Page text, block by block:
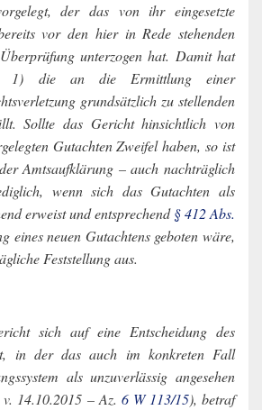
der das von ihr eingesetzte
vor den hier in Rede stehenden
unterzogen hat. Damit hat
1) die an die Ermittlung einer
grundsätzlich zu stellenden
Sollte das Gericht hinsichtlich von
Gutachten Zweifel haben, so ist
Amtsaufklärung – auch nachträglich
wenn sich das Gutachten als
erweist und entsprechend§ 412 Abs.
eines neuen Gutachtens geboten wäre,
Feststellung aus.
sich auf eine Entscheidung des
in der das auch im konkreten Fall
als unzuverlässig angesehen
14.10.2015 – Az. 6 W 113/15), betraf